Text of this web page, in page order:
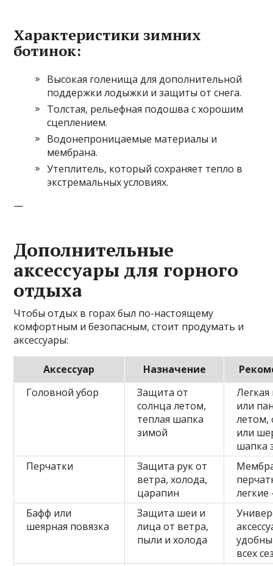
Характеристики зимних
ботинок:
Высокая голенища для дополнительной
поддержки лодыжки и защиты от снега.
Толстая, рельефная подошва с хорошим
сцеплением.
Водонепроницаемые материалы и
мембрана.
Утеплитель, который сохраняет тепло в
экстремальных условиях.
—
Дополнительные
аксессуары для горного
отдыха
Чтобы отдых в горах был по-настоящему
комфортным и безопасным, стоит продумать и
аксессуары:
Аксессуар Назначение
Головной убор
Защита от
солнца летом,
теплая шапка
зимой
Легкая
или
летом,
или
шапка
Перчатки
Защита рук от
ветра, холода,
царапин
Бафф или
шеярная повязка
Защита шеи и
лица от ветра,
пыли и холода
всех